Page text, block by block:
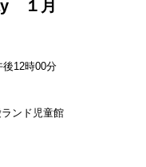
１月
後12時00分
ンド児童館